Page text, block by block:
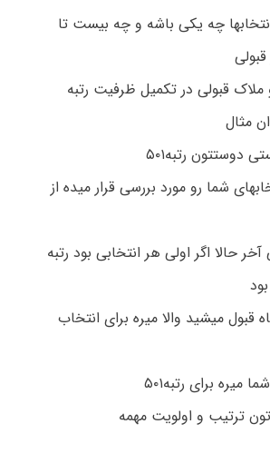
چه یکی باشه و چه بیست تا
و ملاک قبولی در تکمیل ظرفیت رتبه
مثال
شما رو مورد بررسی قرار میده از
حالا اگر اولی هر انتخابی بود رتبه
قبول میشید والا میره برای انتخاب
میره برای رتبه۵۰۱
ترتیب و اولویت مهمه